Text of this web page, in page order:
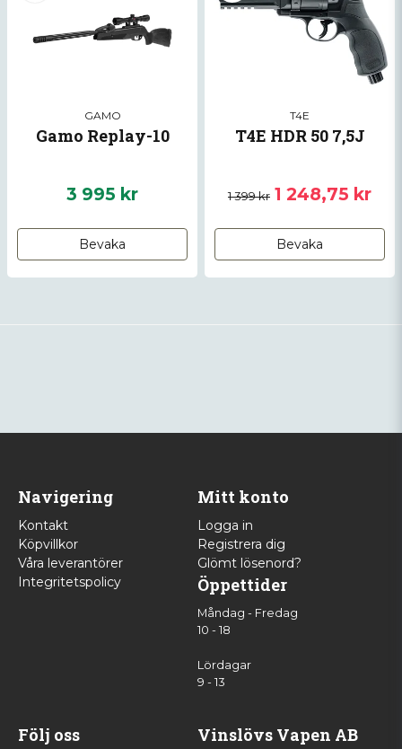
GAMO
Gamo Replay-10
3 995 kr
Bevaka
T4E
T4E HDR 50 7,5J
1 399 kr 1 248,75 kr
Bevaka
Navigering
Kontakt
Köpvillkor
Våra leverantörer
Integritetspolicy
Mitt konto
Logga in
Registrera dig
Glömt lösenord?
Öppettider
Måndag - Fredag
10 - 18
Lördagar
9 - 13
Följ oss Vinslövs Vapen AB